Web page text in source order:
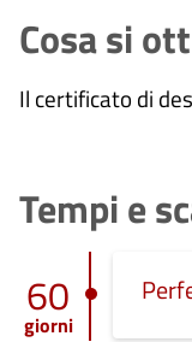
Cosa si
Il certificato di
Tempi e
60
giorni